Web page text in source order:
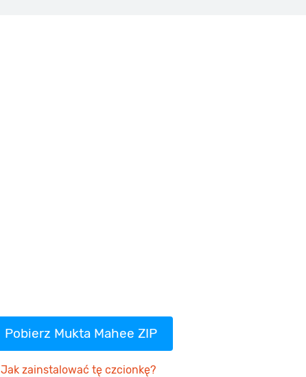
Pobierz Mukta Mahee ZIP
Jak zainstalować tę czcionkę?